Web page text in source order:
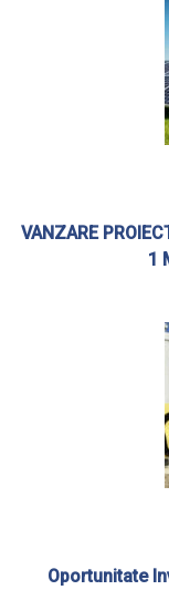
VANZARE
1
Oportunitate